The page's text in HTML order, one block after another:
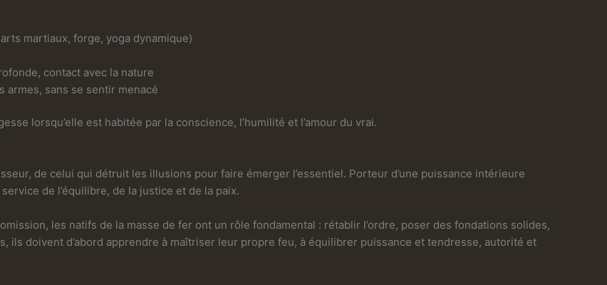
martiaux, forge, yoga dynamique)
contact avec la nature
sans se sentir menacé
lorsqu’elle est habitée par la conscience, l’humilité et l’amour du vrai.
de celui qui détruit les illusions pour faire émerger l’essentiel. Porteur d’une puissance intérieure
de l’équilibre, de la justice et de la paix.
les natifs de la masse de fer ont un rôle fondamental : rétablir l’ordre, poser des fondations solides,
ils doivent d’abord apprendre à maîtriser leur propre feu, à équilibrer puissance et tendresse, autorité et